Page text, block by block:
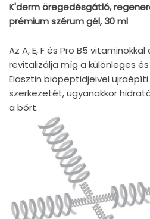
K'derm öregedésgátló,
prémium szérum gél, 30 ml
Az A, E, F és Pro B5
revitalizálja míg a különleges
Elasztin biopeptidjeivel
szerkezetét, ugyanakkor
a bőrt.